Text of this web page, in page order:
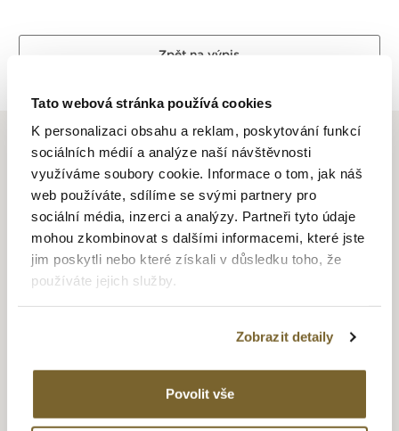
Tato webová stránka používá cookies
K personalizaci obsahu a reklam, poskytování funkcí
sociálních médií a analýze naší návštěvnosti
využíváme soubory cookie. Informace o tom, jak náš
web používáte, sdílíme se svými partnery pro
sociální média, inzerci a analýzy. Partneři tyto údaje
mohou zkombinovat s dalšími informacemi, které jste
jim poskytli nebo které získali v důsledku toho, že
používáte jejich služby.
Zobrazit detaily
Povolit vše
Zpět na výpis
FREDERIQUE CONSTANT
Historie firmy sahá až do roku 1904, kdy byla založena
společnost na výrobu číselníků. Současná podoba firmy
se datuje do roku 1988, kdy se potomci Frederiqua
rozhodli založit hodinářskou firmu a pojmenovali ji po svých
nejen úzkému okruhu zákazníků, ale vyrábět hodinky
za příznivé ceny dostupné všem. Poprvé na veletrhu v Basileji
byly hodinky představeny v roce 1995. Návrh hodinek vzniká